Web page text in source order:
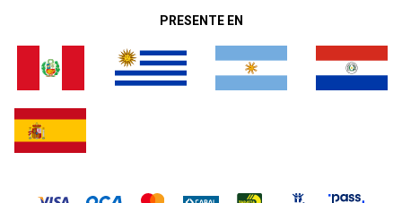
PRESENTE EN